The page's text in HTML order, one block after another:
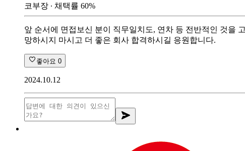
코부장 ∙ 채택률 60%
앞 순서에 면접보신 분이 직무일치도, 연차 등 전반적인 것을
망하시지 마시고 더 좋은 회사 합격하시길 응원합니다.
좋아요 0
2024.10.12